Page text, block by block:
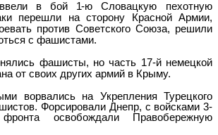
ввели в бой 1-юСловацкую пехотную
перешли на сторону Красной Армии,
против Советского Союза, решили
с фашистами.
фашисты, но часть 17-й немецкой
от своих других армий в Крыму.
ворвались на Укрепления Турецкого
Форсировали Днепр, с войсками 3-
освобождали Правобережную